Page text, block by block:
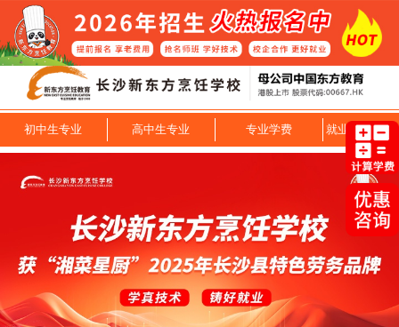
初中生专业 高中生专业 专业学费 就业技能专业